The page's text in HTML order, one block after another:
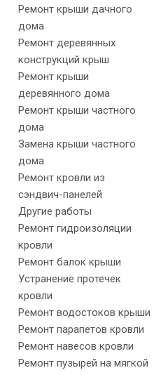
Ремонт крыши дачного
дома
Ремонт деревянных
конструкций крыш
Ремонт крыши
деревянного дома
Ремонт крыши частного
дома
Замена крыши частного
дома
Ремонт кровли из
сэндвич-панелей
Другие работы
Ремонт гидроизоляции
кровли
Ремонт балок крыши
Устранение протечек
кровли
Ремонт водостоков крыши
Ремонт парапетов кровли
Ремонт навесов кровли
Ремонт пузырей на мягкой